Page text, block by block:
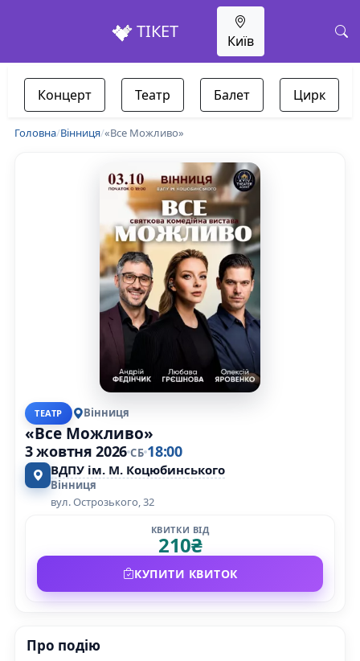
ТІКЕТ Київ
Концерт Театр Балет Цирк
Головна/Вінниця/«Все Можливо»
ТЕАТР Вінниця
«Все Можливо»
3 жовтня 2026 СБ 18:00
ВДПУ ім. М. Коцюбинського
Вінниця
вул. Острозького, 32
КВИТКИ ВІД
210₴
КУПИТИ КВИТОК
Про подію